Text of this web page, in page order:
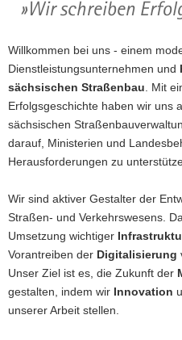
a
i
g
a
t
i
o
n
Wir schreiben
Willkommen bei uns - einem
Dienstleistungsunternehmen und
sächsischen Straßenbau . Mit
Erfolgsgeschichte haben wir uns
sächsischen
darauf, Ministerien und
Herausforderungen zu
Wir sind aktiver Gestalter der
Straßen- und Verkehrswesens.
Umsetzung wichtiger
Vorantreiben der Digitalisierung
Unser Ziel ist es, die Zukunft der
gestalten, indem wir Innovation
unserer Arbeit stellen.